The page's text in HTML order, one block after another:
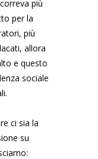
più
per la
più
allora
e questo
sociale
ci sia la
su